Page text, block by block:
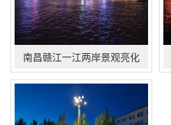
南昌赣江一江两岸景观亮化